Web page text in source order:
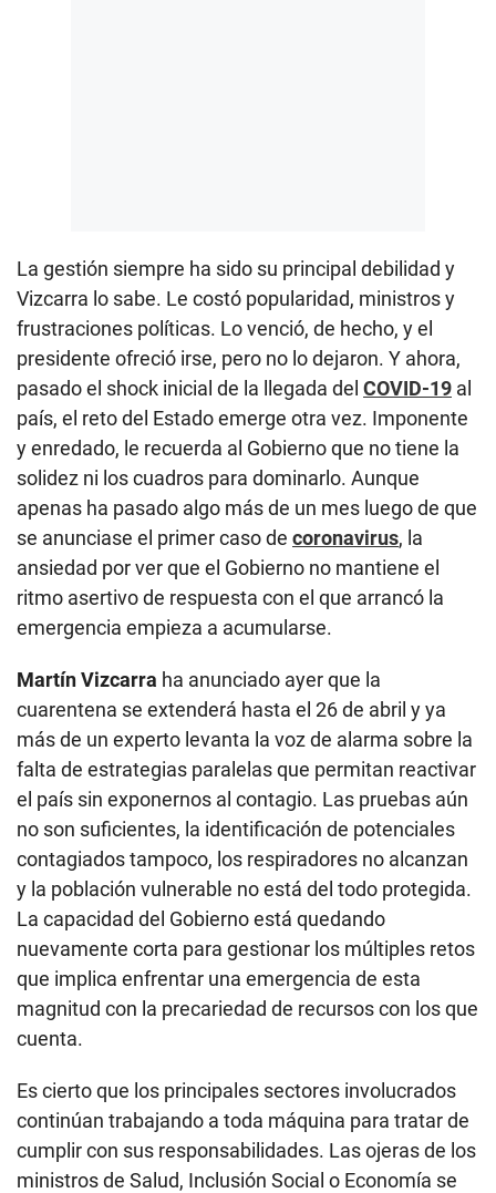
La gestión siempre ha sido su principal debilidad y
Vizcarra lo sabe. Le costó popularidad, ministros y
frustraciones políticas. Lo venció, de hecho, y el
presidente ofreció irse, pero no lo dejaron. Y ahora,
pasado el shock inicial de la llegada del COVID-19 al
país, el reto del Estado emerge otra vez. Imponente
y enredado, le recuerda al Gobierno que no tiene la
solidez ni los cuadros para dominarlo. Aunque
apenas ha pasado algo más de un mes luego de que
se anunciase el primer caso de coronavirus, la
ansiedad por ver que el Gobierno no mantiene el
ritmo asertivo de respuesta con el que arrancó la
emergencia empieza a acumularse.
Martín Vizcarra ha anunciado ayer que la
cuarentena se extenderá hasta el 26 de abril y ya
más de un experto levanta la voz de alarma sobre la
falta de estrategias paralelas que permitan reactivar
el país sin exponernos al contagio. Las pruebas aún
no son suficientes, la identificación de potenciales
contagiados tampoco, los respiradores no alcanzan
y la población vulnerable no está del todo protegida.
La capacidad del Gobierno está quedando
nuevamente corta para gestionar los múltiples retos
que implica enfrentar una emergencia de esta
magnitud con la precariedad de recursos con los que
cuenta.
Es cierto que los principales sectores involucrados
continúan trabajando a toda máquina para tratar de
cumplir con sus responsabilidades. Las ojeras de los
ministros de Salud, Inclusión Social o Economía se